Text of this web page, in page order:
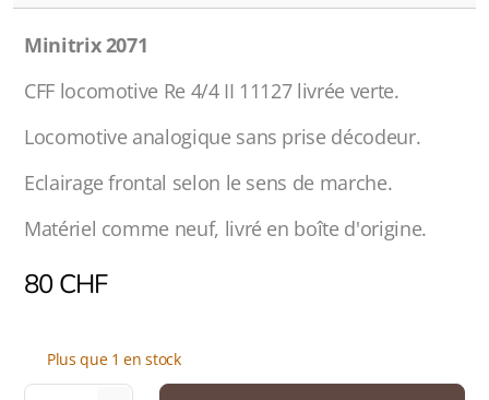
Minitrix 2071
CFF locomotive Re 4/4 II 11127 livrée verte.
Locomotive analogique sans prise décodeur.
Eclairage frontal selon le sens de marche.
Matériel comme neuf, livré en boîte d'origine.
80CHF
Plus que 1 en stock